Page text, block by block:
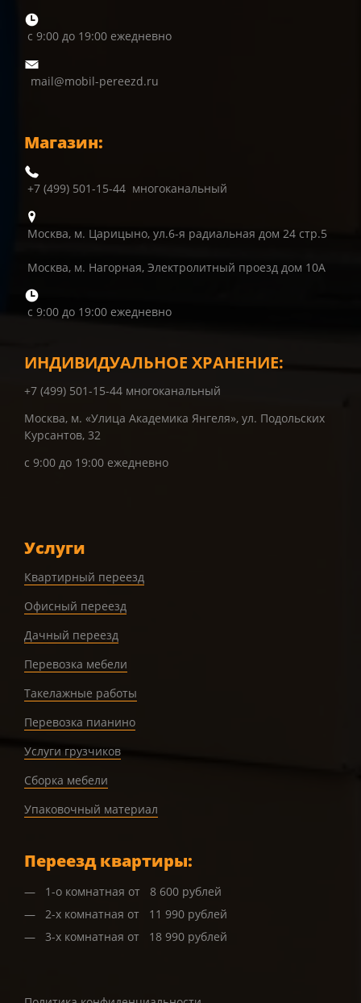
с 9:00 до 19:00 ежедневно
mail@mobil-pereezd.ru
Магазин:
+7 (499) 501-15-44 многоканальный
Москва, м. Царицыно, ул.6-я радиальная дом 24 стр.5
Москва, м. Нагорная, Электролитный проезд дом 10А
с 9:00 до 19:00 ежедневно
ИНДИВИДУАЛЬНОЕ ХРАНЕНИЕ:
+7 (499) 501-15-44 многоканальный
Москва, м. «Улица Академика Янгеля», ул. Подольских
Курсантов, 32
с 9:00 до 19:00 ежедневно
Услуги
Квартирный переезд
Офисный переезд
Дачный переезд
Перевозка мебели
Такелажные работы
Перевозка пианино
Услуги грузчиков
Сборка мебели
Упаковочный материал
Переезд квартиры:
1-о комнатная от 8 600 рублей
2-х комнатная от 11 990 рублей
3-х комнатная от 18 990 рублей